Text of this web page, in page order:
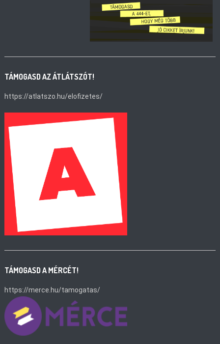
TÁMOGASD AZ ÁTLÁTSZÓT!
https://atlatszo.hu/elofizetes/
TÁMOGASD A MÉRCÉT!
https://merce.hu/tamogatas/